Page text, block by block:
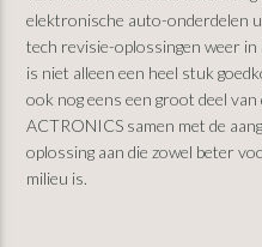
elektronische auto-onderdelen
tech revisie-oplossingen weer
is niet alleen een heel stuk
ook nog eens een groot deel
ACTRONICS samen met de
oplossing aan die zowel beter
milieu is.